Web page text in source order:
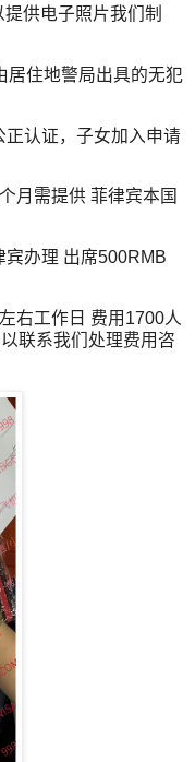
供电子照片我们制
居住地警局出具的无犯
正认证，子女加入申请
月需提供 菲律宾本国
宾办理 出席500RMB
右工作日 费用1700人
联系我们处理费用咨